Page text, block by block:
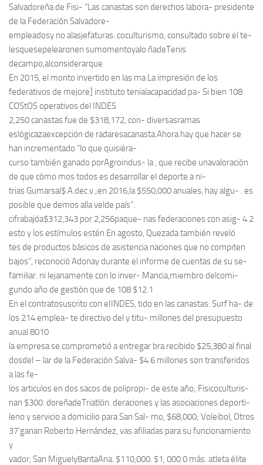
Salvadoreña de Fisi- “Las canastas son derechos labora- presidente
de la Federación Salvadore-
empleadosy no alasjefaturas. coculturismo, consultado sobre el te-
lesquesepelearonen sumomentoyalo ñadeTenis
decampo,alconsiderarque
En 2015, el monto invertido en las ma La impresión de los
federativos de mejore] instituto tenialacapacidad pa- Si bien 108
COStOS operativos del INDES
2,250 canastas fue de $318,172, con- diversasramas
eslógicazaexcepción de radaresacanasta.Ahora hay que hacer se
han incrementado “lo que quisiéra-
curso también ganado porAgroindus- la , que recibe unavaloración
de que cómo mos todos es desarrollar el deporte a ni-
trias Gumarsal$.A.dec.v.;en 2016,la $550,000 anuales, hay algu- . es
posible que demos alla velde país”.
cifrabajóa$312,343 por 2,256paque- nas federaciones con asig- 4 2
esto y los estímulos estén En agosto, Quezada también reveló
tes de productos básicos de asistencia naciones que no compiten
bajos”, reconoció Adonay durante el informe de cuentas de su se-
familiar. ni lejanamente con lo inver- Mancia,miembro delcomi-
gundo año de gestión que de 108 $12.1
En el contratosuscrito con eIINDES, tido en las canastas: Surf ha- de
los 214 emplea- te directivo del y titu- millones del presupuesto
anual 8010
la empresa se comprometió a entregar bra recibido $25,380 al final
dosdel – lar de la Federación Salva- $4.6 millones son transferidos
a las fe-
los articulos en dos sacos de polipropi- de este año; Fisicoculturis-
nan $300. doreñadeTriatlón. deraciones y las asociaciones deporti-
leno y servicio a domicilio para San Sal- mo, $68,000; Voleibol, Otros
37’ganan Roberto Hernández, vas afiliadas para su funcionamiento
y
vador, San Miguely8antaAna. $110,000. $1, 000 0 más. atleta élite